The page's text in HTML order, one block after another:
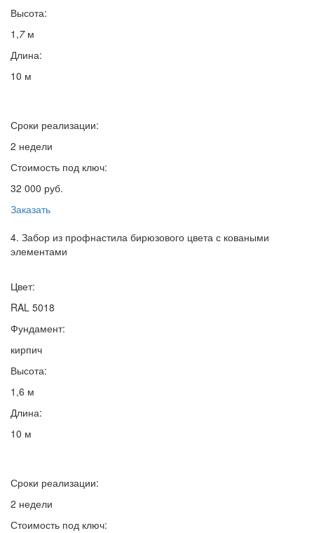
Высота:
1,7м
Длина:
10 м
Сроки реализации:
2 недели
Стоимость под ключ:
32 000 руб.
Заказать
4. Забор из профнастила бирюзового цвета с коваными
элементами
Цвет:
RAL 5018
Фундамент:
кирпич
Высота:
1,6 м
Длина:
10 м
Сроки реализации:
2 недели
Стоимость под ключ: